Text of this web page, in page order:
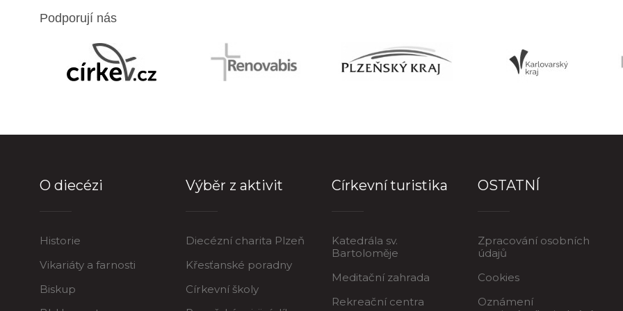
Podporují nás
O diecézi
Historie
Vikariáty a farnosti
Biskup
Výběr z aktivit
Diecézní charita Plzeň
Křesťanské poradny
Církevní školy
Církevní turistika
Katedrála sv.
Bartoloměje
Meditační zahrada
Rekreační centra
OSTATNÍ
Zpracování osobních
údajů
Cookies
Oznámení